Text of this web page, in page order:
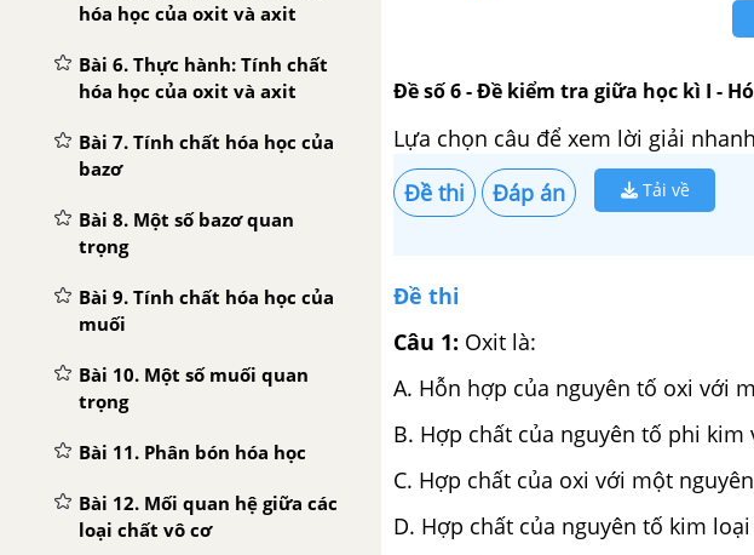
hóa học của oxit và axit
Bài 6. Thực hành: Tính chất
hóa học của oxit và axit
Bài 7. Tính chất hóa học của
bazơ
Bài 8. Một số bazơ quan
trọng
Bài 9. Tính chất hóa học của
muối
Bài 10. Một số muối quan
trọng
Bài 11. Phân bón hóa học
Bài 12. Mối quan hệ giữa các
loại chất vô cơ
Đề số 6 - Đề kiểm tra giữa học kì I -
Lựa chọn câu để xem lời giải
Đề thi
Đáp án Tải về
Đề thi
Câu 1: Oxit là:
A. Hỗn hợp của nguyên tố oxi với
B. Hợp chất của nguyên tố phi
C. Hợp chất của oxi với một
D. Hợp chất của nguyên tố kim